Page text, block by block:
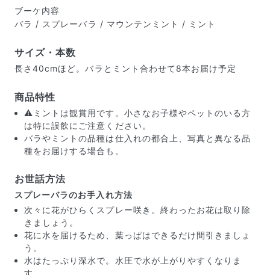
届いたお花に元気がなかったら？
ブーケ内容
バラ / スプレーバラ / マウンテンミント / ミント
サイズ・本数
長さ40cmほど。バラとミント合わせて8本お届け予定
商品特性
⚠️ミントは観賞用です。小さなお子様やペットのいる方
は特に誤飲にご注意ください。
バラやミントの品種は仕入れの都合上、写真と異なる品
種をお届けする場合も。
お世話方法
スプレーバラのお手入れ方法
次々に花がひらくスプレー咲き。終わったお花は取り除
きましょう。
花に水を届けるため、葉っぱはできるだけ間引きましょ
う。
水はたっぷり深水で。水圧で水が上がりやすくなりま
す。